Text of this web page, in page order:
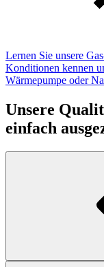
Lernen Sie unsere
Konditionen kennen
Wärmepumpe oder
Unsere
einfach